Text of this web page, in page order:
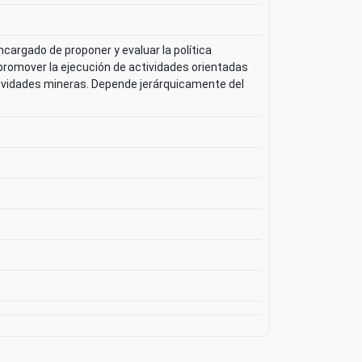
de proponer y evaluar la política
la ejecución de actividades orientadas
mineras. Depende jerárquicamente del